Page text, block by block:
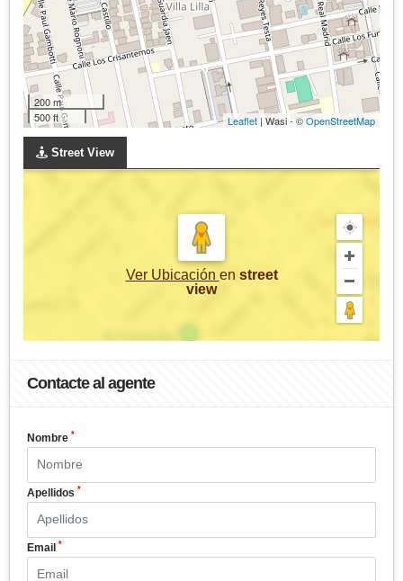
200 m
500 ft
Leaflet | Wasi - ©OpenStreetMap
Street View
Ver Ubicación en street
view
Contacte al agente
Nombre *
Apellidos *
Email *